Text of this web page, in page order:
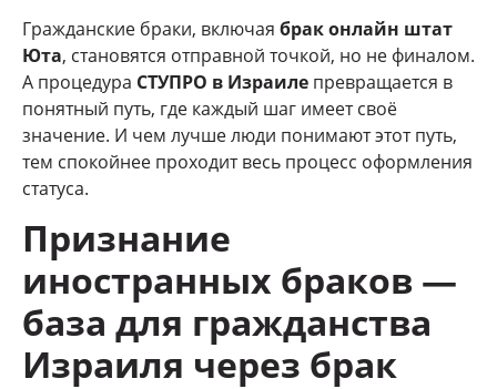
Гражданские браки, включая брак онлайн штат
Юта, становятся отправной точкой, но не финалом.
А процедура СТУПРО в Израиле превращается в
понятный путь, где каждый шаг имеет своё
значение. И чем лучше люди понимают этот путь,
тем спокойнее проходит весь процесс оформления
статуса.
Признание
иностранных браков —
база для гражданства
Израиля через брак